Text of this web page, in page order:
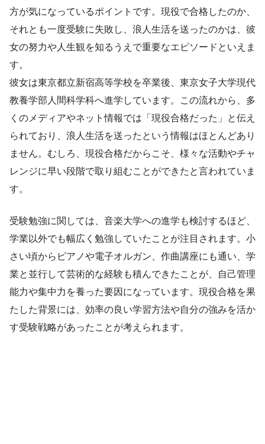
方が気になっているポイントです。現役で合格したのか、
それとも一度受験に失敗し、浪人生活を送ったのかは、彼
女の努力や人生観を知るうえで重要なエピソードといえま
す。
彼女は東京都立新宿高等学校を卒業後、東京女子大学現代
教養学部人間科学科へ進学しています。この流れから、多
くのメディアやネット情報では「現役合格だった」と伝え
られており、浪人生活を送ったという情報はほとんどあり
ません。むしろ、現役合格だからこそ、様々な活動やチャ
レンジに早い段階で取り組むことができたと言われていま
す。
受験勉強に関しては、音楽大学への進学も検討するほど、
学業以外でも幅広く勉強していたことが注目されます。小
さい頃からピアノや電子オルガン、作曲講座にも通い、学
業と並行して芸術的な経験も積んできたことが、自己管理
能力や集中力を養った要因になっています。現役合格を果
たした背景には、効率の良い学習方法や自分の強みを活か
す受験戦略があったことが考えられます。